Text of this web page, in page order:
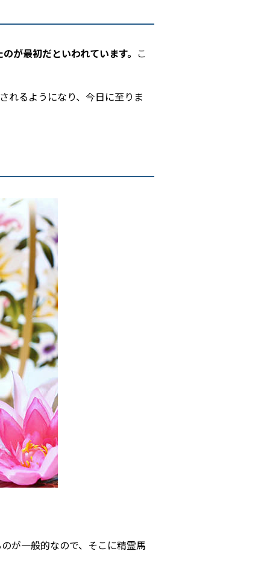
が最初だといわれています。 こ
れるようになり、今日に至りま
が一般的なので、そこに精霊馬